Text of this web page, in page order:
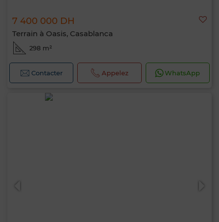
7 400 000 DH
Terrain à Oasis, Casablanca
298 m²
Contacter Appelez WhatsApp